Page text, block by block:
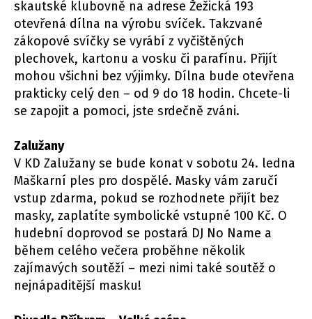
skautské klubovně na adrese Žežická 193
otevřená dílna na výrobu svíček. Takzvané
zákopové svíčky se vyrábí z vyčištěných
plechovek, kartonu a vosku či parafínu. Přijít
mohou všichni bez výjimky. Dílna bude otevřena
prakticky celý den – od 9 do 18 hodin. Chcete-li
se zapojit a pomoci, jste srdečně zváni.
Zalužany
V KD Zalužany se bude konat v sobotu 24. ledna
Maškarní ples pro dospělé. Masky vám zaručí
vstup zdarma, pokud se rozhodnete přijít bez
masky, zaplatíte symbolické vstupné 100 Kč. O
hudební doprovod se postará DJ No Name a
během celého večera proběhne několik
zajímavých soutěží – mezi nimi také soutěž o
nejnápaditější masku!